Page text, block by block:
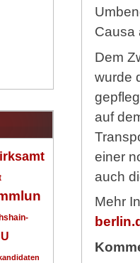
Causa
Dem
wurde
auf
einer
auch
Mehr